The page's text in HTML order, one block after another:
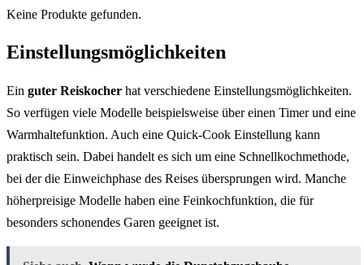
Keine Produkte gefunden.
Einstellungsmöglichkeiten
Ein guter Reiskocher hat verschiedene Einstellungsmöglichkeiten.
So verfügen viele Modelle beispielsweise über einen Timer und eine
Warmhaltefunktion. Auch eine Quick-Cook Einstellung kann
praktisch sein. Dabei handelt es sich um eine Schnellkochmethode,
bei der die Einweichphase des Reises übersprungen wird. Manche
höherpreisige Modelle haben eine Feinkochfunktion, die für
besonders schonendes Garen geeignet ist.